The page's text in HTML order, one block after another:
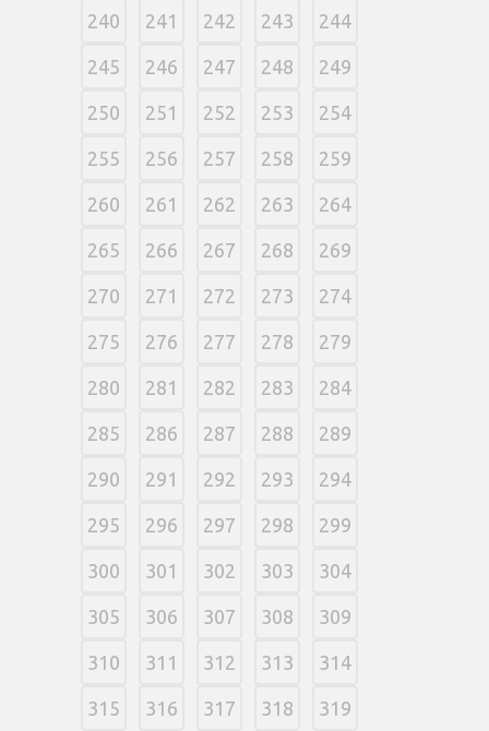
240 241 242 243 244
245 246 247 248 249
250 251 252 253 254
255 256 257 258 259
260 261 262 263 264
265 266 267 268 269
270 271 272 273 274
275 276 277 278 279
280 281 282 283 284
285 286 287 288 289
290 291 292 293 294
295 296 297 298 299
300 301 302 303 304
305 306 307 308 309
310 311 312 313 314
315 316 317 318 319